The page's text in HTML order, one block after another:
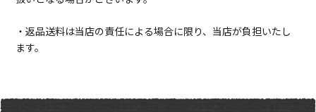
・返品送料は当店の責任による場合に限り、当店が負担いたし
ます。